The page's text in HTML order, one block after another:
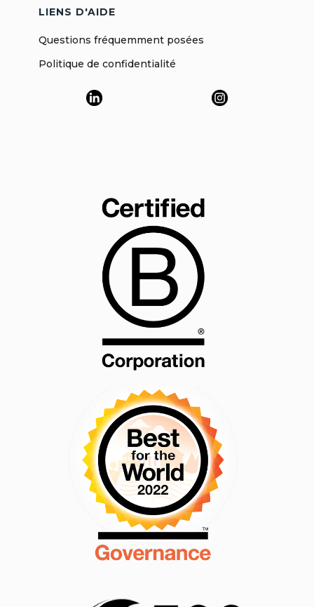
LIENS D'AIDE
Questions fréquemment posées
Politique de confidentialité